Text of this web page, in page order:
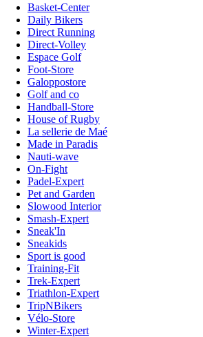
Basket-Center
Daily Bikers
Direct Running
Direct-Volley
Espace Golf
Foot-Store
Galoppostore
Golf and co
Handball-Store
House of Rugby
La sellerie de Maé
Made in Paradis
Nauti-wave
On-Fight
Padel-Expert
Pet and Garden
Slowood Interior
Smash-Expert
Sneak'In
Sneakids
Sport is good
Training-Fit
Trek-Expert
Triathlon-Expert
TripNBikers
Vélo-Store
Winter-Expert